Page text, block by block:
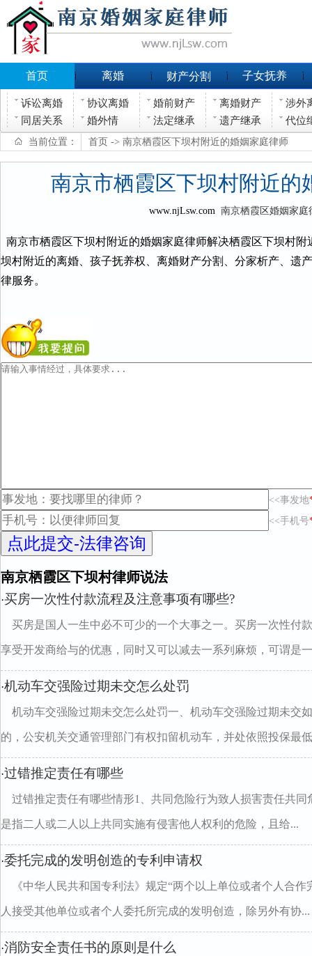
首页 离婚 财产分割 子女抚养
诉讼离婚 协议离婚 婚前财产 离婚财产
涉外
同居关系
婚外情 法定继承 遗产继承 代位
当前位置： 首页 -> 南京栖霞区下坝村附近的婚姻家庭律师
南京市栖霞区下坝村附近的
www.njLsw.com南京栖霞区婚姻家庭
南京市栖霞区下坝村附近的婚姻家庭律师解决栖霞区下坝村
坝村附近的离婚、孩子抚养权、离婚财产分割、分家析产、遗
律服务。
<<事发地
<<手机号
南京栖霞区下坝村律师说法
·买房一次性付款流程及注意事项有哪些?
买房是国人一生中必不可少的一个大事之一。买房一次性付
享受开发商给与的优惠，同时又可以减去一系列麻烦，可谓是
·机动车交强险过期未交怎么处罚
机动车交强险过期未交怎么处罚一、机动车交强险过期未交
的，公安机关交通管理部门有权扣留机动车，并处依照投保最
·过错推定责任有哪些
过错推定责任有哪些情形1、共同危险行为致人损害责任共
是指二人或二人以上共同实施有侵害他人权利的危险，且给...
·委托完成的发明创造的专利申请权
《中华人民共和国专利法》规定“两个以上单位或者个人合
人接受其他单位或者个人委托所完成的发明创造，除另外有协...
·消防安全责任书的原则是什么